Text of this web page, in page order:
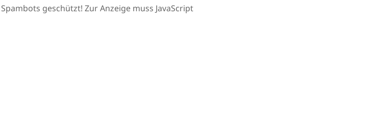
geschützt! Zur Anzeige muss JavaScript